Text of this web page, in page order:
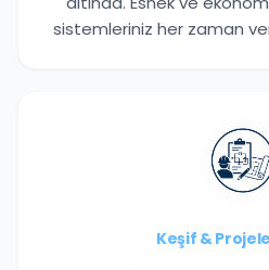
sistemleriniz her zaman
Keşif &